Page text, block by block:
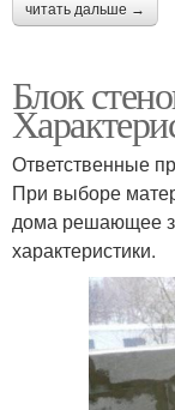
читать дальше →
Блок
Ответственные
При выборе
дома решающее
характеристики.